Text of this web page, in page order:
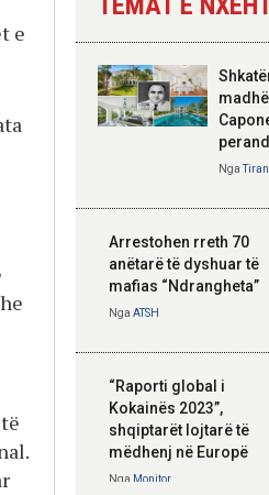
e
Hoxha
Nga
Arrestohen rreth 70
anëtarë të dyshuar të
mafias “Ndrangheta”
Nga ATSH
“Raporti global i
Kokainës 2023”,
shqiptarët lojtarë të
mëdhenj në Europë
Nga Monitor